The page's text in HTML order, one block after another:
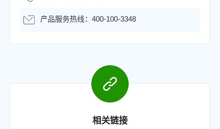
产品服务热线：400-100-3348
相关链接